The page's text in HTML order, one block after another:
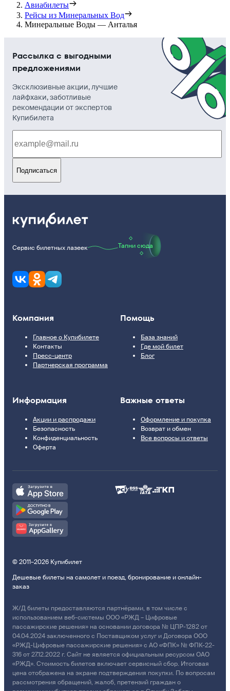
Авиабилеты
Рейсы из Минеральных Вод
Минеральные Воды — Анталья
Рассылка с выгодными
предложениями
Эксклюзивные акции, лучшие
лайфхаки, заботливые
рекомендации от экспертов
Купибилета
Подписаться
Сервис билетных лазеек Тапни сюда
Компания
Главное о Купибилете
Контакты
Пресс-центр
Партнерская программа
Помощь
База знаний
Где мой билет
Блог
Информация
Акции и распродажи
Безопасность
Конфиденциальность
Оферта
Важные ответы
Оформление и покупка
Возврат и обмен
Все вопросы и ответы
© 2011–2026 Купибилет
Дешевые билеты на самолет и поезд, бронирование и онлайн-
заказ
Ж/Д билеты предоставляются партнёрами, в том числе с
использованием веб-системы ООО «РЖД – Цифровые
пассажирские решения» на основании договора № ЦПР-1282 от
04.04.2024 заключенного с Поставщиком услуг и Договора ООО
«РЖД-Цифровые пассажирские решения» с АО «ФПК» № ФПК-22-
316 от 27.12.2022 г. Сайт не является официальным ресурсом ОАО
«РЖД». Стоимость билетов включает сервисный сбор. Итоговая
цена отображена на экране подтверждения покупки. По вопросам
рассмотрения обращений, жалоб, претензий граждан о